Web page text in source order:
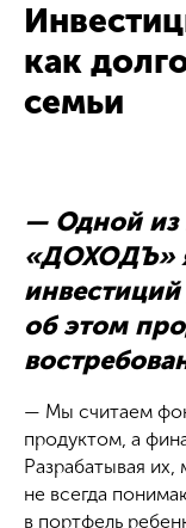
как
семьи
— Одной из
«ДОХОДЪ»
об этом
— Мы считаем
продуктом, а
Разрабатывая
не всегда
в портфель